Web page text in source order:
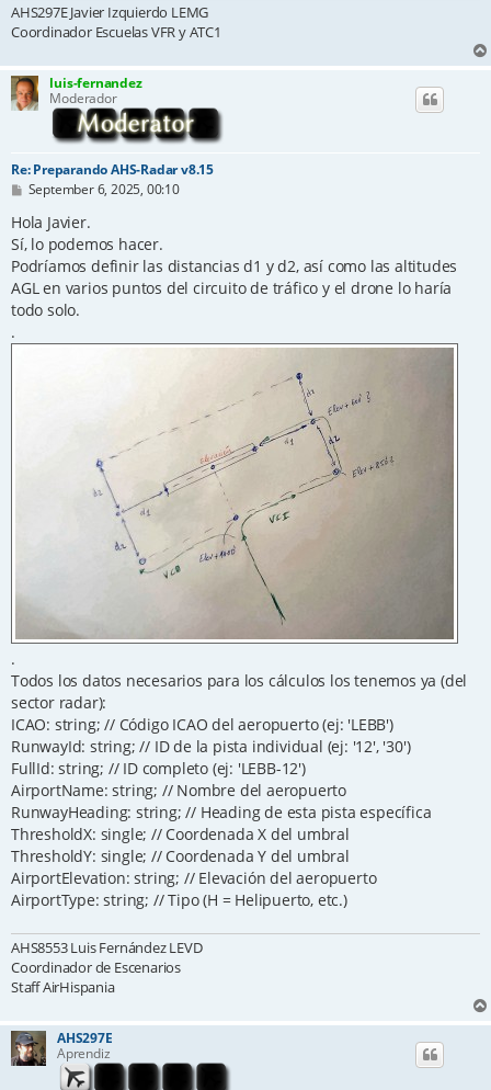
AHS297E Javier Izquierdo LEMG
Coordinador Escuelas VFR y ATC1
luis-fernandez
Moderador
Re: Preparando AHS-Radar v8.15
P
s
t
September 6, 2025, 00:10
Hola Javier.
Sí, lo podemos hacer.
Podríamos definir las distancias d1 y d2, así como las altitudes
AGL en varios puntos del circuito de tráfico y el drone lo haría
todo solo.
.
.
Todos los datos necesarios para los cálculos los tenemos ya (del
sector radar):
ICAO: string; // Código ICAO del aeropuerto (ej: 'LEBB')
RunwayId: string; // ID de la pista individual (ej: '12', '30')
FullId: string; // ID completo (ej: 'LEBB-12')
AirportName: string; // Nombre del aeropuerto
RunwayHeading: string; // Heading de esta pista específica
ThresholdX: single; // Coordenada X del umbral
ThresholdY: single; // Coordenada Y del umbral
AirportElevation: string; // Elevación del aeropuerto
AirportType: string; // Tipo (H = Helipuerto, etc.)
AHS8553 Luis Fernández LEVD
Coordinador de Escenarios
Staff AirHispania
AHS297E
Aprendiz